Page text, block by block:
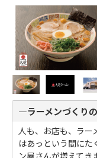
―ラーメンづくり
人も、お店も、ラー
はあっという間にた